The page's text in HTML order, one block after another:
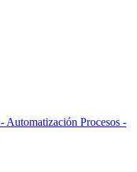
- Automatización Procesos -